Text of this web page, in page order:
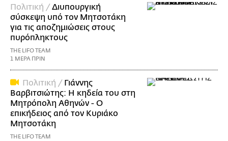
Πολιτική /Διυπουργική
σύσκεψη υπό τον Μητσοτάκη
για τις αποζημιώσεις στους
πυρόπληκτους
THE LIFO TEAM
1 ΜΕΡΑ ΠΡΙΝ
Πολιτική / Γιάννης
Βαρβιτσιώτης: Η κηδεία του στη
Μητρόπολη Αθηνών - Ο
επικήδειος από τον Κυριάκο
Μητσοτάκη
THE LIFO TEAM